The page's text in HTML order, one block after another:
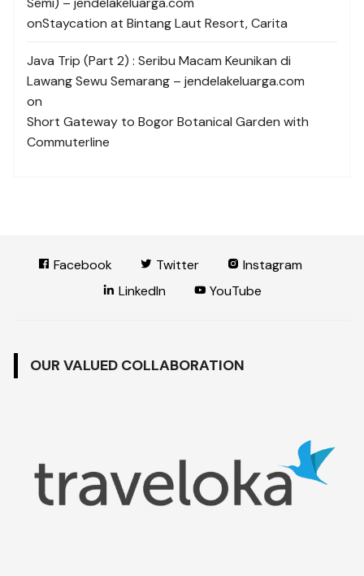
onStaycation at Bintang Laut Resort, Carita
Java Trip (Part 2) : Seribu Macam Keunikan di
Lawang Sewu Semarang – jendelakeluarga.com
on
Short Gateway to Bogor Botanical Garden with
Commuterline
Facebook Twitter
Instagram
LinkedIn
YouTube
OUR VALUED COLLABORATION